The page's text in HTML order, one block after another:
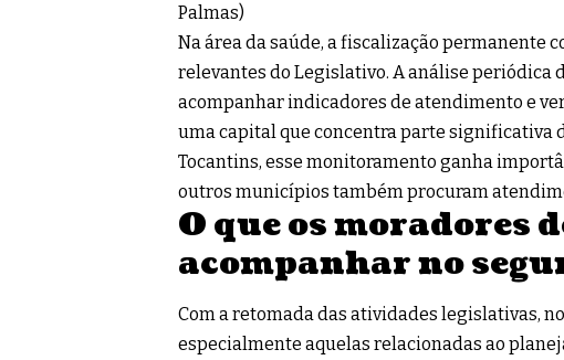
Palmas)
Na área da saúde, a fiscalização permanente
relevantes do Legislativo. A análise
acompanhar indicadores de atendimento e
uma capital que concentra parte significativa
Tocantins, esse monitoramento ganha
outros municípios também procuram
O que os moradores
acompanhar no
Com a retomada das atividades legislativas,
especialmente aquelas relacionadas ao